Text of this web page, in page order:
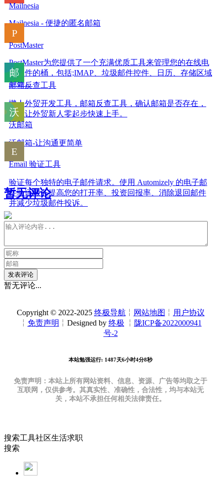
Mailnesia
Mailnesia - 便捷的匿名邮箱
PostMaster
PostMaster为您提供了一个充满优质工具来管理您的在线电
子邮件的桶，包括;IMAP、垃圾邮件控件、日历、存储区域
等等。
邮箱反查工具
懒人外贸开发工具，邮箱反查工具，确认邮箱是否存在，
可以让外贸新人零起步快速上手。
沃邮箱
沃邮箱-让沟通更简单
Email 验证工具
验证每个独特的电子邮件请求。使用 Automizely 的电子邮
件验证服务提高您的打开率、投资回报率、消除退回邮件
并减少垃圾邮件投诉。
暂无评论
发表评论
暂无评论...
Copyright © 2022-2025 终极导航 ╎ 网站地图 ╎ 用户协议
╎ 免责声明 ╎Designed by 终极 ╎ 陇ICP备2022000941
号-2
本站勉强运行: 1487天6小时4分9秒
免责声明：本站上所有网站资料、信息、资源、广告等均取之于
互联网，仅供参考。其真实性、准确性，合法性，均与本站无
关，本站不承担任何相关法律责任。
搜索工具社区生活求职
搜索